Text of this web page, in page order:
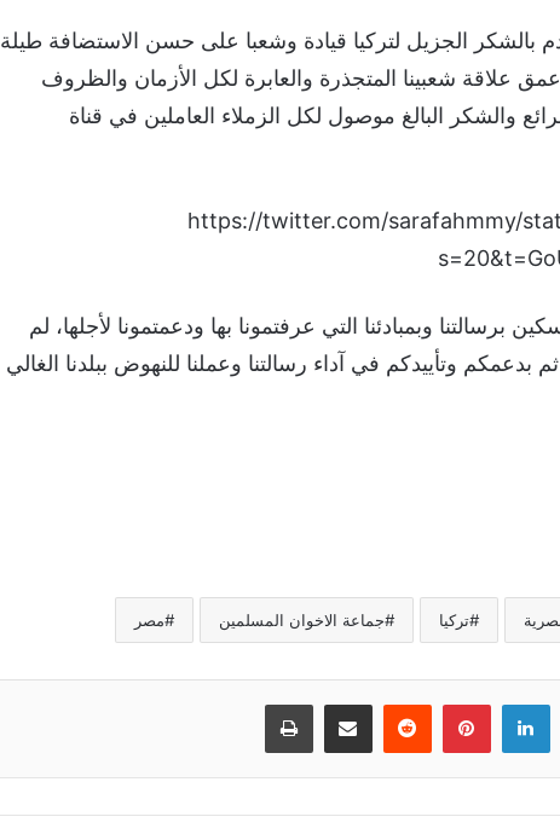
بالشكر الجزيل لتركيا قيادة وشعبا على حسن الاستضافة طيلة
علاقة شعبينا المتجذرة والعابرة لكل الأزمان والظروف
والشكر البالغ موصول لكل الزملاء العاملين في قناة
https://twitter.com/sarafahmmy/
وبمبادئنا التي عرفتمونا بها ودعمتمونا لأجلها، لم
بدعمكم وتأييدكم في آداء رسالتنا وعملنا للنهوض ببلدنا الغالي
تركيا جماعة الاخوان المسلمين مصر
لينكدإنبينتيريست
‏Reddit مشاركة عبر البريد طباعة